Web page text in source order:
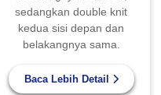
sedangkan double knit
kedua sisi depan dan
belakangnya sama.
Baca Lebih Detail